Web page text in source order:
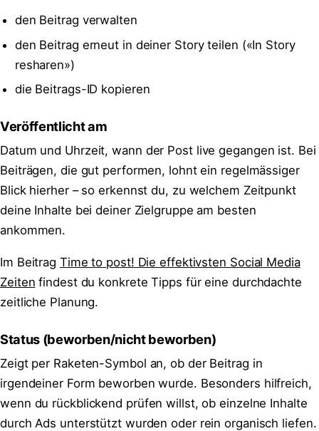
den Beitrag verwalten
den Beitrag erneut in deiner Story teilen («In Story
resharen»)
die Beitrags-ID kopieren
Veröffentlicht am
Datum und Uhrzeit, wann der Post live gegangen ist. Bei
Beiträgen, die gut performen, lohnt ein regelmässiger
Blick hierher – so erkennst du, zu welchem Zeitpunkt
deine Inhalte bei deiner Zielgruppe am besten
ankommen.
Im Beitrag Time to post! Die effektivsten Social Media
Zeiten findest du konkrete Tipps für eine durchdachte
zeitliche Planung.
Status (beworben/nicht beworben)
Zeigt per Raketen-Symbol an, ob der Beitrag in
irgendeiner Form beworben wurde. Besonders hilfreich,
wenn du rückblickend prüfen willst, ob einzelne Inhalte
durch Ads unterstützt wurden oder rein organisch liefen.